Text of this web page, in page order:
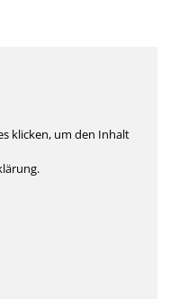
klicken, um den Inhalt